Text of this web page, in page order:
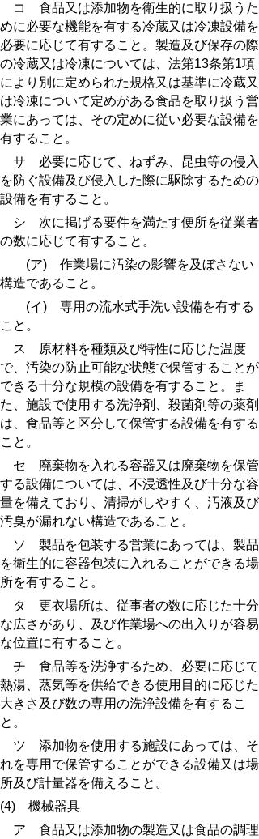
コ 食品又は添加物を衛生的に取り扱うた
めに必要な機能を有する冷蔵又は冷凍設備を
必要に応じて有すること。製造及び保存の際
の冷蔵又は冷凍については、法第13条第1項
により別に定められた規格又は基準に冷蔵又
は冷凍について定めがある食品を取り扱う営
業にあっては、その定めに従い必要な設備を
有すること。
サ 必要に応じて、ねずみ、昆虫等の侵入
を防ぐ設備及び侵入した際に駆除するための
設備を有すること。
シ 次に掲げる要件を満たす便所を従業者
の数に応じて有すること。
(ア) 作業場に汚染の影響を及ぼさない
構造であること。
(イ) 専用の流水式手洗い設備を有する
こと。
ス 原材料を種類及び特性に応じた温度
で、汚染の防止可能な状態で保管することが
できる十分な規模の設備を有すること。ま
た、施設で使用する洗浄剤、殺菌剤等の薬剤
は、食品等と区分して保管する設備を有する
こと。
セ 廃棄物を入れる容器又は廃棄物を保管
する設備については、不浸透性及び十分な容
量を備えており、清掃がしやすく、汚液及び
汚臭が漏れない構造であること。
ソ 製品を包装する営業にあっては、製品
を衛生的に容器包装に入れることができる場
所を有すること。
タ 更衣場所は、従事者の数に応じた十分
な広さがあり、及び作業場への出入りが容易
な位置に有すること。
チ 食品等を洗浄するため、必要に応じて
熱湯、蒸気等を供給できる使用目的に応じた
大きさ及び数の専用の洗浄設備を有するこ
と。
ツ 添加物を使用する施設にあっては、そ
れを専用で保管することができる設備又は場
所及び計量器を備えること。
(4) 機械器具
ア 食品又は添加物の製造又は食品の調理